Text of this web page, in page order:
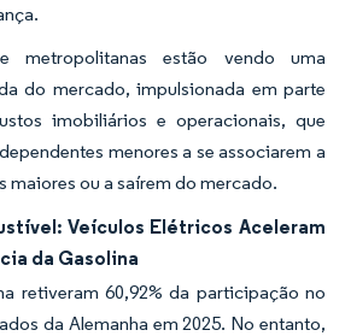
metropolitanas estão vendo uma
do mercado, impulsionada em parte
imobiliários e operacionais, que
menores a se associarem a
maiores ou a saírem do mercado.
Veículos Elétricos Aceleram
da Gasolina
retiveram 60,92% da participação no
da Alemanha em 2025. No entanto,